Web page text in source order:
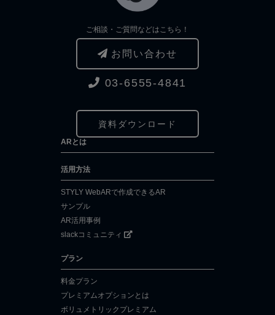
ご相談・ご質問などはこちら！
お問い合わせ
03-6555-4841
資料ダウンロード
ARとは
活用方法
STYLY WebARで作成できるAR
サンプル
AR活用事例
slackコミュニティ
プラン
料金プラン
プレミアムオプションとは
ボリュメトリックプレミアム